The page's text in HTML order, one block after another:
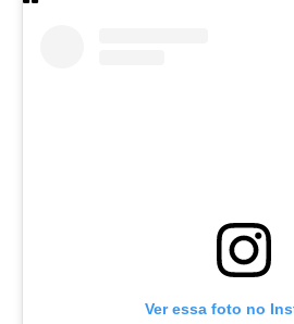
Ver essa foto no